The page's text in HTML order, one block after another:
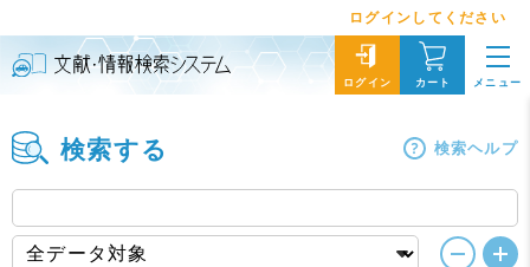
ログインしてください
ログイン カート メニュー
検索する 検索ヘルプ